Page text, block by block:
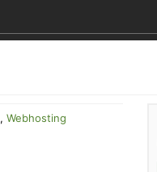
, Webhosting